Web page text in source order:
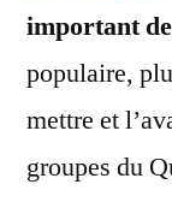
important
populaire,
mettre et
groupes du